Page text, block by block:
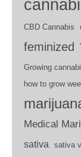
CBD Cannabis
feminized
Growing
how to grow
Medical
sativa sativa